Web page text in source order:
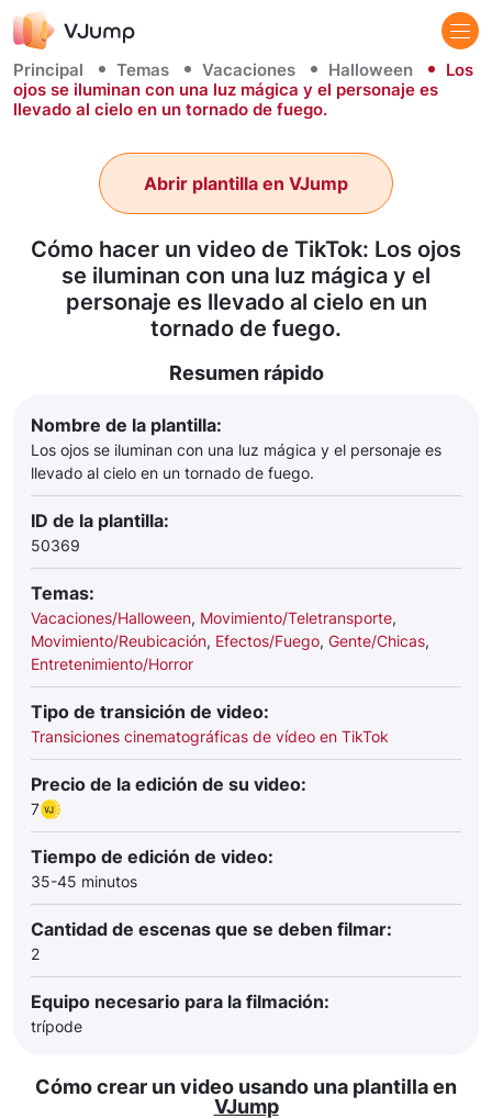
Principal Temas Vacaciones Halloween
Los
ojos se iluminan con una luz mágica y el personaje es
llevado al cielo en un tornado de fuego.
Cómo hacer un video de TikTok: Los ojos
se iluminan con una luz mágica y el
personaje es llevado al cielo en un
tornado de fuego.
Abrir plantilla en VJump
Resumen rápido
Nombre de la plantilla:
Los ojos se iluminan con una luz mágica y el personaje es
llevado al cielo en un tornado de fuego.
ID de la plantilla:
50369
Temas:
Vacaciones/Halloween, Movimiento/Teletransporte,
Movimiento/Reubicación, Efectos/Fuego, Gente/Chicas,
Entretenimiento/Horror
Tipo de transición de video:
Transiciones cinematográficas de vídeo en TikTok
Precio de la edición de su video:
7
Tiempo de edición de video:
35-45 minutos
Cantidad de escenas que se deben filmar:
2
Equipo necesario para la filmación:
trípode
Cómo crear un video usando una plantilla en
VJump